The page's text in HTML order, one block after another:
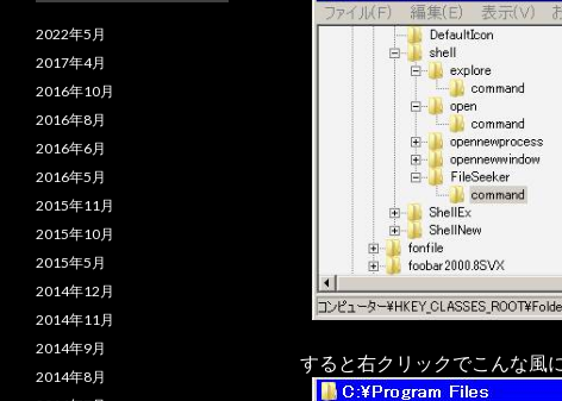
すると右クリックでこんな風
2022年5月
2017年4月
2016年10月
2016年8月
2016年6月
2016年5月
2015年11月
2015年10月
2015年5月
2014年12月
2014年11月
2014年9月
2014年8月